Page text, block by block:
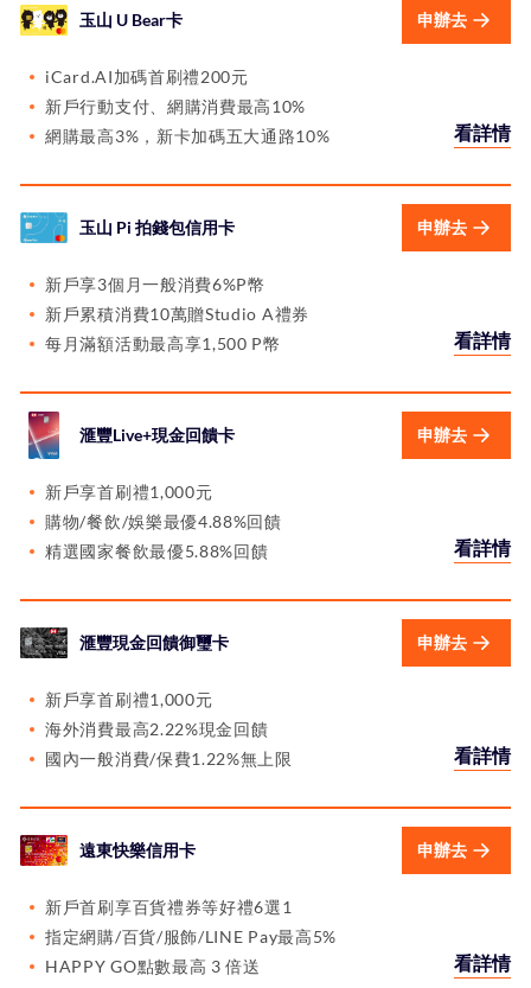
玉山 U Bear卡 申辦去
iCard.AI加碼首刷禮200元
新戶行動支付、網購消費最高10%
網購最高3%，新卡加碼五大通路10%
看詳情
玉山 Pi 拍錢包信用卡 申辦去
新戶享3個月一般消費6%P幣
新戶累積消費10萬贈Studio A禮券
每月滿額活動最高享1,500 P幣
看詳情
滙豐Live+現金回饋卡 申辦去
新戶享首刷禮1,000元
購物/餐飲/娛樂最優4.88%回饋
精選國家餐飲最優5.88%回饋
看詳情
滙豐現金回饋御璽卡 申辦去
新戶享首刷禮1,000元
海外消費最高2.22%現金回饋
國內一般消費/保費1.22%無上限
看詳情
遠東快樂信用卡 申辦去
新戶首刷享百貨禮券等好禮6選1
指定網購/百貨/服飾/LINE Pay最高5%
HAPPY GO點數最高 3 倍送
看詳情